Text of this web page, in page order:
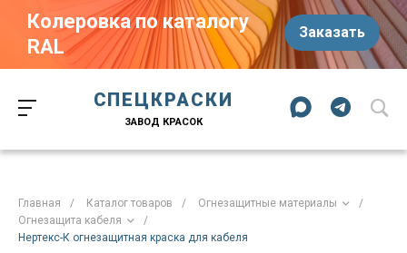
Колеровка по каталогу
RAL
Заказать
ул. Труда, д. 187 к.2
Челябинск
Челябинская область
СПЕЦКРАСКИ
ЗАВОД КРАСОК
Главная / Каталог товаров / Огнезащитные материалы
/
Огнезащита кабеля
/
Нертекс-К огнезащитная краска для кабеля